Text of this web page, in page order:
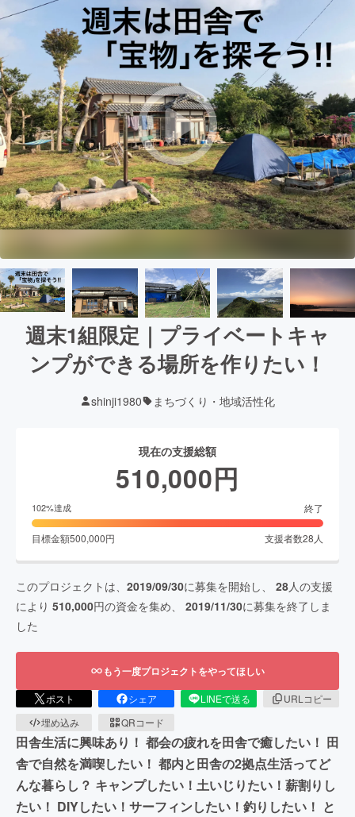
週末1組限定｜プライベートキャ
ンプができる場所を作りたい！
shinji1980 まちづくり・地域活性化
現在の支援総額
510,000円
102%達成 終了
目標金額500,000円 支援者数28 人
このプロジェクトは、 2019/09/30に募集を開始し、 28人の支援
により 510,000円の資金を集め、 2019/11/30に募集を終了しま
した
もう一度プロジェクトをやってほしい
ポスト シェア LINEで送る
URLコピー
埋め込み
QRコード
田舎生活に興味あり！ 都会の疲れを田舎で癒したい！ 田
舎で自然を満喫したい！ 都内と田舎の2拠点生活ってど
んな暮らし？ キャンプしたい！土いじりたい！薪割りし
たい！ DIYしたい！サーフィンしたい！釣りしたい！ と